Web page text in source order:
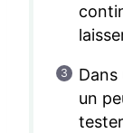
un